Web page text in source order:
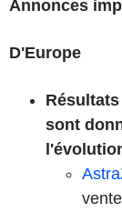
Annonces
D'Europe
sont